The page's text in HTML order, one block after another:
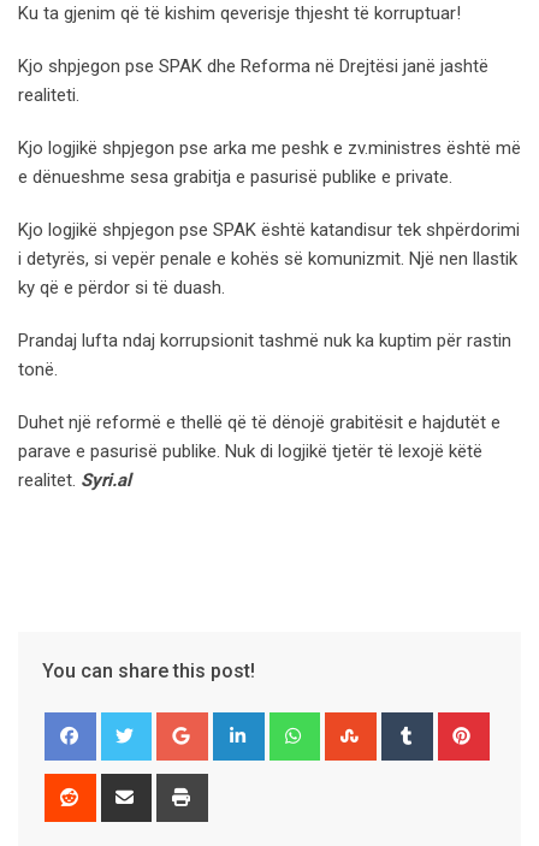
Ku ta gjenim që të kishim qeverisje thjesht të korruptuar!
Kjo shpjegon pse SPAK dhe Reforma në Drejtësi janë jashtë
realiteti.
Kjo logjikë shpjegon pse arka me peshk e zv.ministres është më
e dënueshme sesa grabitja e pasurisë publike e private.
Kjo logjikë shpjegon pse SPAK është katandisur tek shpërdorimi
i detyrës, si vepër penale e kohës së komunizmit. Një nen llastik
ky që e përdor si të duash.
Prandaj lufta ndaj korrupsionit tashmë nuk ka kuptim për rastin
tonë.
Duhet një reformë e thellë që të dënojë grabitësit e hajdutët e
parave e pasurisë publike. Nuk di logjikë tjetër të lexojë këtë
realitet. Syri.al
You can share this post!
Google+ LinkedIn WhatsappStumbleUpon
Tumblr
Reddit
Share